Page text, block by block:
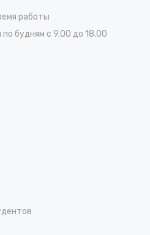
работы
будням с 9.00 до 18.00